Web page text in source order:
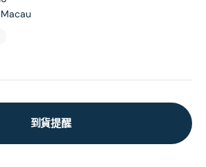
到貨提醒